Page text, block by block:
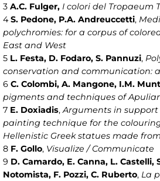
3 A.C. Fulger, I colori del Tropaeum
4S. Pedone, P.A. Andreuccetti,
polychromies: for a corpus of
East and West
5 L. Festa, D. Fodaro, S. Pannuzi,
conservation and communication:
6 C. Colombi, A. Mangone, I.M.
pigments and techniques of
7 E. Doxiadis,Arguments in
painting technique for the
Hellenistic Greek statues made
8 F. Gollo, Visualize / Communicate
9 D. Camardo, E. Canna, L. Castelli,
Notomista, F. Pozzi, C. Ruberto, La